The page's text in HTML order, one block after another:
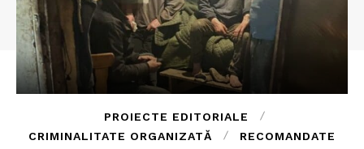
PROIECTE EDITORIALE
CRIMINALITATE ORGANIZATĂ
RECOMANDATE